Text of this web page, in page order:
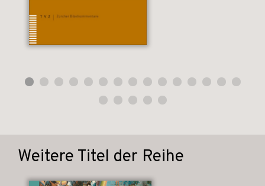
Weitere Titel der Reihe